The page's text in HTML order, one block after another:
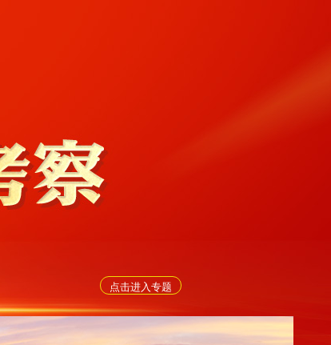
点击进入专题